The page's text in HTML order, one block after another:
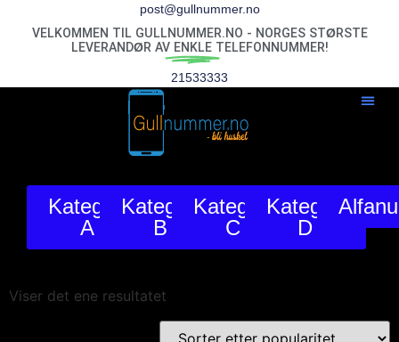
post@gullnummer.no
VELKOMMEN TIL GULLNUMMER.NO - NORGES STØRSTE
LEVERANDØR AV ENKLE TELEFONNUMMER!
21533333
Kategori
A
Kategori
B
Kategori
C
Kategori
D
Viser det ene resultatet